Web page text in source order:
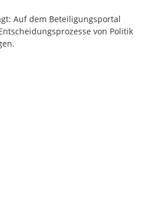
Auf dem Beteiligungsportal
von Politik